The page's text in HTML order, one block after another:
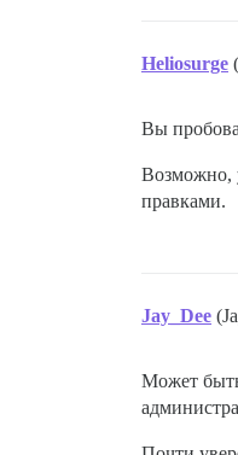
Heliosurge
Вы
Возможно,
правками.
Jay_Dee
Может